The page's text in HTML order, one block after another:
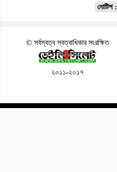
নোটিশ :
© সর্বস্বত্ব স্বত্বাধিকার সংরক্ষিত
২০১১-২০১৭